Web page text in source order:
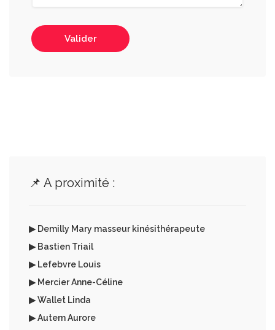
Valider
📌 A proximité :
▶ Demilly Mary masseur kinésithérapeute
▶ Bastien Triail
▶ Lefebvre Louis
▶ Mercier Anne-Céline
▶ Wallet Linda
▶ Autem Aurore